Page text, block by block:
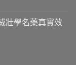
壯學名藥真實效